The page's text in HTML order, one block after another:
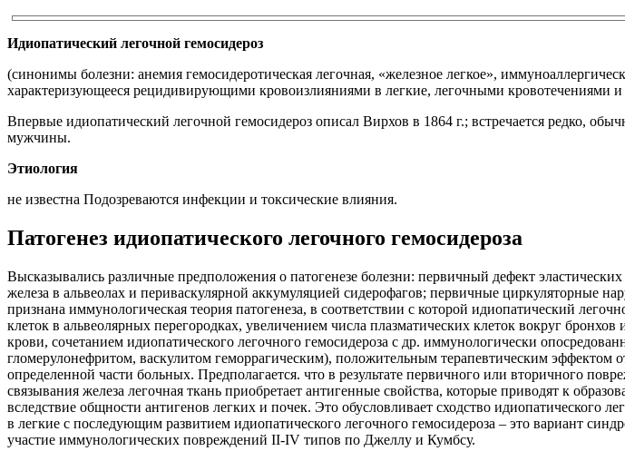
Идиопатический легочной гемосидероз
(синонимы болезни: анемия гемосидеротическая легочная, «железное легкое»,
характеризующееся рецидивирующими кровоизлияниями в легкие, легочными кровотечениями
Впервые идиопатический легочной гемосидероз описал Вирхов в 1864 г.; встречается редко,
мужчины.
Этиология
не известна Подозреваются инфекции и токсические влияния.
Патогенез идиопатического легочного гемосидероза
Высказывались различные предположения о патогенезе болезни: первичный дефект
железа в альвеолах и периваскулярной аккумуляцией сидерофагов; первичные циркуляторные
признана иммунологическая теория патогенеза, в соответствии с которой идиопатический
клеток в альвеолярных перегородках, увеличением числа плазматических клеток вокруг
крови, сочетанием идиопатического легочного гемосидероза с др. иммунологически
гломерулонефритом, васкулитом геморрагическим), положительным терапевтическим эффектом
определенной части больных. Предполагается. что в результате первичного или вторичного
связывания железа легочная ткань приобретает антигенные свойства, которые приводят к
вследствие общности антигенов легких и почек. Это обусловливает сходство идиопатического
в легкие с последующим развитием идиопатического легочного гемосидероза – это вариант
участие иммунологических повреждений II-IV типов по Джеллу и Кумбсу.